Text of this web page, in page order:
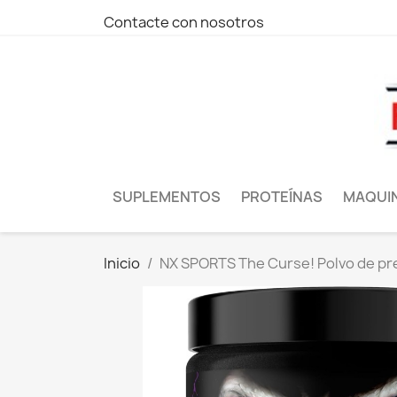
Contacte con nosotros
SUPLEMENTOS PROTEÍNAS
Inicio NX SPORTS The Curse! Polvo